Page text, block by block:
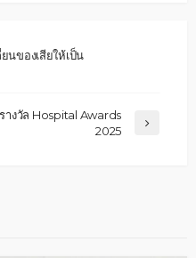
นของเสียให้เป็น
างวัล Hospital Awards
2025